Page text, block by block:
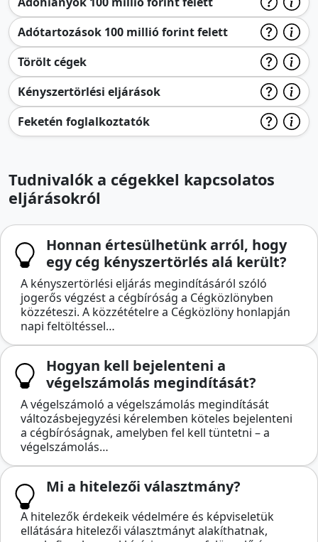
Adótartozások 100 millió forint felett
Törölt cégek
Kényszertörlési eljárások
Feketén foglalkoztatók
Tudnivalók a cégekkel kapcsolatos
eljárásokról
Honnan értesülhetünk arról, hogy
egy cég kényszertörlés alá került?
A kényszertörlési eljárás megindításáról szóló
jogerős végzést a cégbíróság a Cégközlönyben
közzéteszi. A közzétételre a Cégközlöny honlapján
napi feltöltéssel…
Hogyan kell bejelenteni a
végelszámolás megindítását?
A végelszámoló a végelszámolás megindítását
változásbejegyzési kérelemben köteles bejelenteni
a cégbíróságnak, amelyben fel kell tüntetni – a
végelszámolás…
Mi a hitelezői választmány?
A hitelezők érdekeik védelmére és képviseletük
ellátására hitelezői választmányt alakíthatnak,